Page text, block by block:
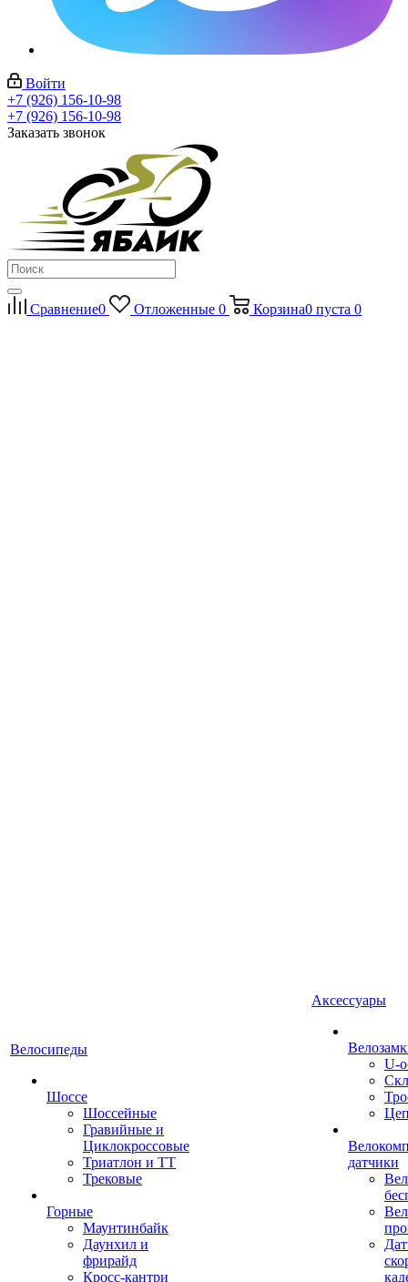
Войти
+7 (926) 156-10-98
+7 (926) 156-10-98
Заказать звонок
Сравнение0 Отложенные 0 Корзина0 пуста 0
Велосипеды
Шоссе
Шоссейные
Гравийные и
Циклокроссовые
Триатлон и ТТ
Трековые
Горные
Маунтинбайк
Даунхил и
фрирайд
Кросс-кантри
Аксессуары
U-
датчики